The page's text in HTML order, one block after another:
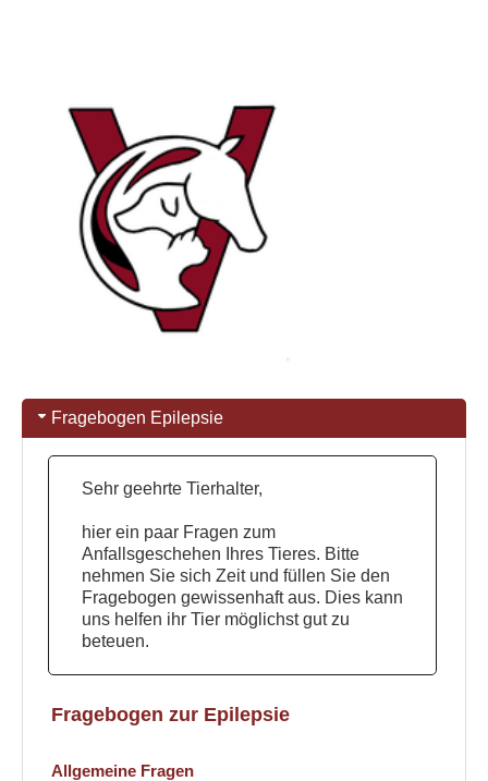
Fragebogen Epilepsie
Sehr geehrte Tierhalter,
hier ein paar Fragen zum
Anfallsgeschehen Ihres Tieres. Bitte
nehmen Sie sich Zeit und füllen Sie den
Fragebogen gewissenhaft aus. Dies kann
uns helfen ihr Tier möglichst gut zu
beteuen.
Fragebogen zur Epilepsie
Allgemeine Fragen